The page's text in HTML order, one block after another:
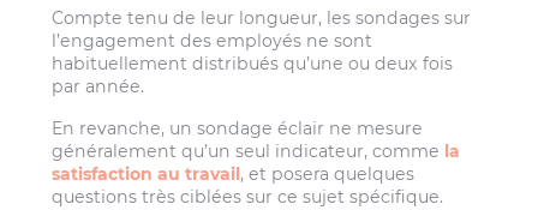
Compte tenu de leur longueur, les sondages sur
l’engagement des employés ne sont
habituellement distribués qu’une ou deux fois
par année.
En revanche, un sondage éclair ne mesure
généralement qu’un seul indicateur, comme la
satisfaction au travail, et posera quelques
questions très ciblées sur ce sujet spécifique.